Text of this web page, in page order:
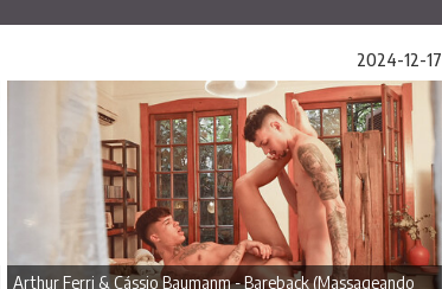
2024-12-17
Arthur Ferri & Cássio Baumanm - Bareback (Massageando